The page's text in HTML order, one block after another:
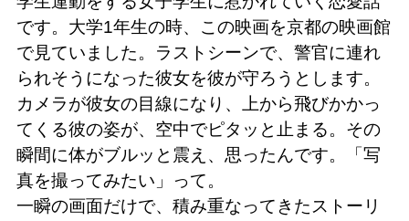
です。大学1年生の時、この映画を京都の映画館
で見ていました。ラストシーンで、警官に連れ
られそうになった彼女を彼が守ろうとします。
カメラが彼女の目線になり、上から飛びかかっ
てくる彼の姿が、空中でピタッと止まる。その
瞬間に体がブルッと震え、思ったんです。「写
真を撮ってみたい」って。
一瞬の画面だけで、積み重なってきたストーリ